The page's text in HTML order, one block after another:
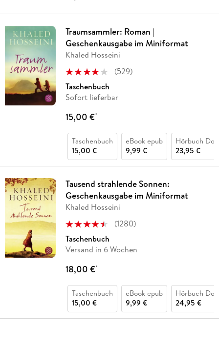
Traumsammler: Roman |
Geschenkausgabe im Miniformat
Khaled Hosseini
(529)
Taschenbuch
Sofort lieferbar
15,00 €*
Taschenbuch
15,00 €
eBook epub
9,99 €
Hörbuch
23,95 €
Tausend strahlende Sonnen:
Geschenkausgabe im Miniformat
Khaled Hosseini
(1280)
Taschenbuch
Versand in 6 Wochen
18,00 €*
Taschenbuch
15,00 €
eBook epub
9,99 €
Hörbuch
24,95 €